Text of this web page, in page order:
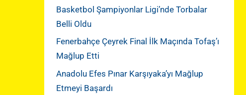
Basketbol Şampiyonlar Ligi’nde Torbalar
Belli Oldu
Fenerbahçe Çeyrek Final İlk Maçında Tofaş’ı
Mağlup Etti
Anadolu Efes Pınar Karşıyaka’yı Mağlup
Etmeyi Başardı